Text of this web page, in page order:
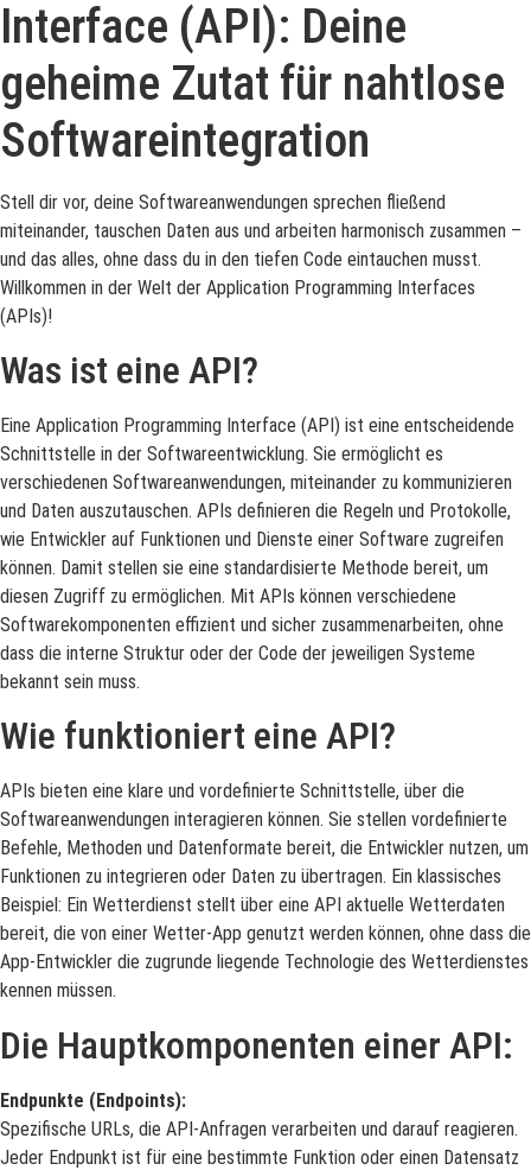
Interface (API): Deine
geheime Zutat für nahtlose
Softwareintegration
Stell dir vor, deine Softwareanwendungen sprechen fließend
miteinander, tauschen Daten aus und arbeiten harmonisch zusammen –
und das alles, ohne dass du in den tiefen Code eintauchen musst.
Willkommen in der Welt der Application Programming Interfaces
(APIs)!
Was ist eine API?
Eine Application Programming Interface (API) ist eine entscheidende
Schnittstelle in der Softwareentwicklung. Sie ermöglicht es
verschiedenen Softwareanwendungen, miteinander zu kommunizieren
und Daten auszutauschen. APIs definieren die Regeln und Protokolle,
wie Entwickler auf Funktionen und Dienste einer Software zugreifen
können. Damit stellen sie eine standardisierte Methode bereit, um
diesen Zugriff zu ermöglichen. Mit APIs können verschiedene
Softwarekomponenten effizient und sicher zusammenarbeiten, ohne
dass die interne Struktur oder der Code der jeweiligen Systeme
bekannt sein muss.
Wie funktioniert eine API?
APIs bieten eine klare und vordefinierte Schnittstelle, über die
Softwareanwendungen interagieren können. Sie stellen vordefinierte
Befehle, Methoden und Datenformate bereit, die Entwickler nutzen, um
Funktionen zu integrieren oder Daten zu übertragen. Ein klassisches
Beispiel: Ein Wetterdienst stellt über eine API aktuelle Wetterdaten
bereit, die von einer Wetter-App genutzt werden können, ohne dass die
App-Entwickler die zugrunde liegende Technologie des Wetterdienstes
kennen müssen.
Die Hauptkomponenten einer API:
Endpunkte (Endpoints):
Spezifische URLs, die API-Anfragen verarbeiten und darauf reagieren.
Jeder Endpunkt ist für eine bestimmte Funktion oder einen Datensatz